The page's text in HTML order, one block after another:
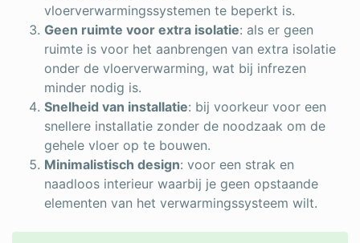
vloerverwarmingssystemen te beperkt is.
Geen ruimte voor extra isolatie: als er geen
ruimte is voor het aanbrengen van extra isolatie
onder de vloerverwarming, wat bij infrezen
minder nodig is.
Snelheid van installatie: bij voorkeur voor een
snellere installatie zonder de noodzaak om de
gehele vloer op te bouwen.
Minimalistisch design: voor een strak en
naadloos interieur waarbij je geen opstaande
elementen van het verwarmingssysteem wilt.